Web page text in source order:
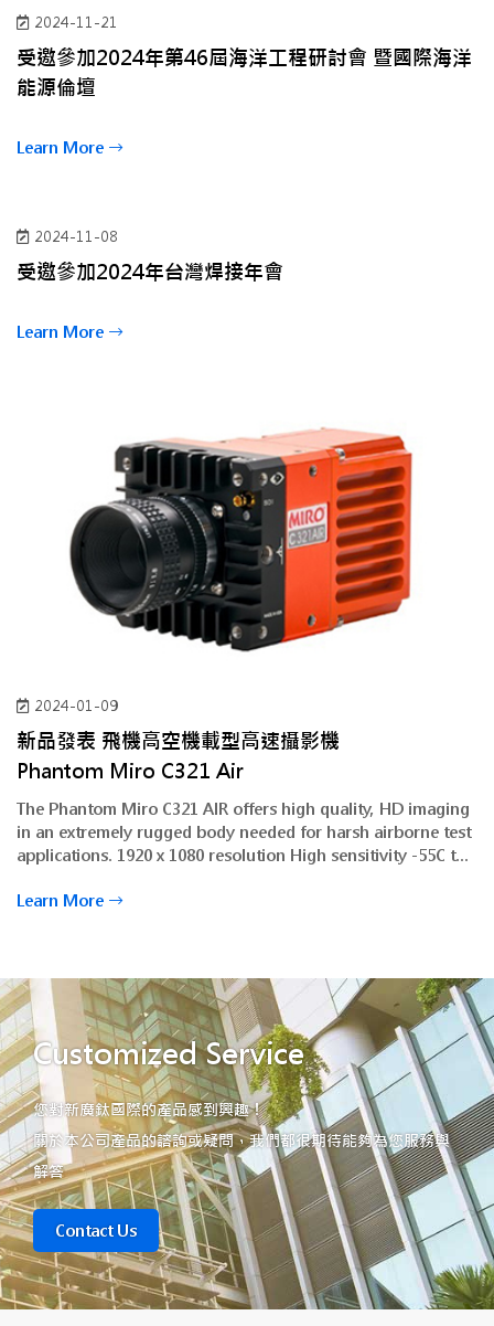
2024-11-21
受邀參加2024年第46屆海洋工程研討會 暨國際海洋
能源倫壇
Learn More
2024-11-08
受邀參加2024年台灣焊接年會
Learn More
2024-01-09
新品發表 飛機高空機載型高速攝影機
Phantom Miro C321 Air
The Phantom Miro C321 AIR offers high quality, HD imaging
in an extremely rugged body needed for harsh airborne test
applications. 1920 x 1080 resolution High sensitivity -55C to
Learn More
Customized Service
您對新廣鈦國際的產品感到興趣！
關於本公司產品的諮詢或疑問，我們都很期待能夠為您服務與
解答
Contact Us